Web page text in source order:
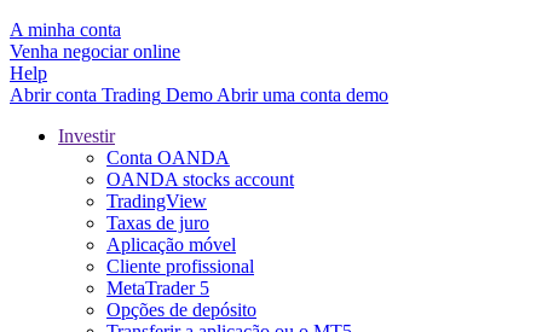
A minha conta
Venha negociar online
Help
Abrir conta Trading Demo Abrir uma conta demo
Investir
Conta OANDA
OANDA stocks account
TradingView
Taxas de juro
Aplicação móvel
Cliente profissional
MetaTrader 5
Opções de depósito